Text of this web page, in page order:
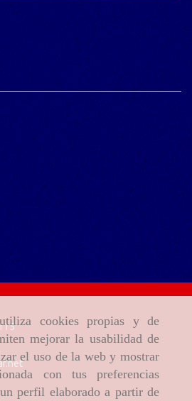
cookies propias y de
mejorar la usabilidad de
el uso de la web y mostrar
con tus preferencias
perfil elaborado a partir de